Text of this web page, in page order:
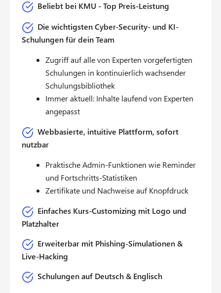
Beliebt bei KMU - Top Preis-Leistung
Die wichtigsten Cyber-Security- und KI-
Schulungen für dein Team
Zugriff auf alle von Experten vorgefertigten
Schulungen in kontinuierlich wachsender
Schulungsbibliothek
Immer aktuell: Inhalte laufend von Experten
angepasst
Webbasierte, intuitive Plattform, sofort
nutzbar
Praktische Admin-Funktionen wie Reminder
und Fortschritts-Statistiken
Zertifikate und Nachweise auf Knopfdruck
Einfaches Kurs-Customizing mit Logo und
Platzhalter
Erweiterbar mit Phishing-Simulationen &
Live-Hacking
Schulungen auf Deutsch & Englisch